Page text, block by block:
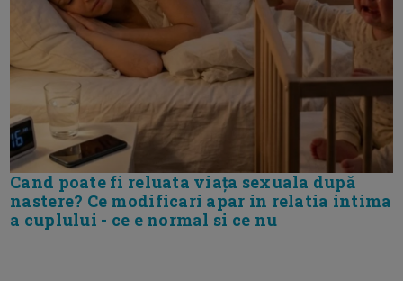
Cand poate fi reluata viața sexuala după
nastere? Ce modificari apar in relatia intima
a cuplului - ce e normal si ce nu